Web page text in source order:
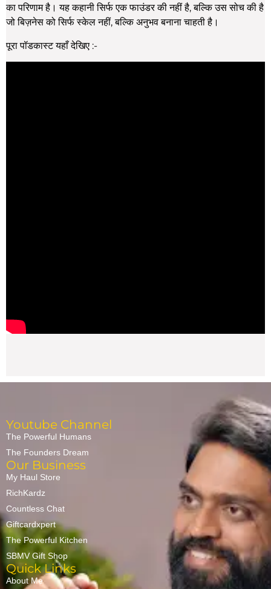
का परिणाम है। यह कहानी सिर्फ एक फाउंडर की नहीं है, बल्कि उस सोच की है
जो बिज़नेस को सिर्फ स्केल नहीं, बल्कि अनुभव बनाना चाहती है।
पूरा पॉडकास्ट यहाँ देखिए :-
Youtube Channel
The Powerful Humans
The Founders Dream
Our Business
My Haul Store
RichKardz
Countless Chat
Giftcardxpert
The Powerful Kitchen
SBMV Gift Shop
Quick Links
About Me